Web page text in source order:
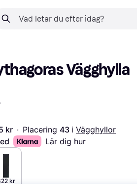
Vägghylla
kr · Placering 43 i Vägghyllor
Lär dig hur
kr